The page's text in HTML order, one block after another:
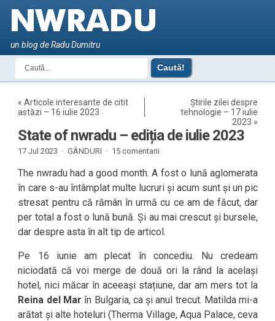
un blog de Radu Dumitru
«Articole interesante de citit
astăzi – 16 iulie 2023
Știrile zilei despre
tehnologie – 17 iulie
2023 »
State of nwradu – ediția de iulie 2023
17 Jul 2023 · GÂNDURI · 15 comentarii
The nwradu had a good month. A fost o lună aglomerata
în care s-au întâmplat multe lucruri și acum sunt și un pic
stresat pentru că rămân în urmă cu ce am de făcut, dar
per total a fost o lună bună. Și au mai crescut și bursele,
dar despre asta în alt tip de articol.
Pe 16 iunie am plecat în concediu. Nu credeam
niciodată că voi merge de două ori la rând la același
hotel, nici măcar în aceeași stațiune, dar am mers tot la
Reina del Mar în Bulgaria, ca și anul trecut. Matilda mi-a
arătat și alte hoteluri (Therma Village, Aqua Palace, ceva